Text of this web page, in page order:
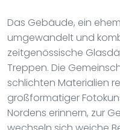
Das Gebäude, ein
umgewandelt und
zeitgenössische
Treppen. Die
schlichten Materialien
großformatiger
Nordens erinnern, zur